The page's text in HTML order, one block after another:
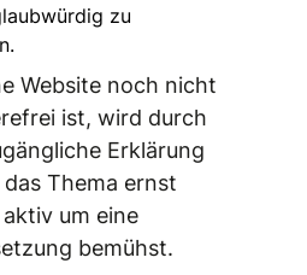
zu
Website noch nicht
ist, wird durch
Erklärung
Thema ernst
um eine
bemühst.